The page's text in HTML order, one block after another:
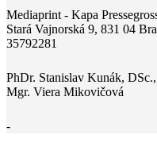
Mediaprint - Kapa
Stará Vajnorská 9, 831 04
35792281
PhDr. Stanislav Kunák,
Mgr. Viera Mikovičová
-